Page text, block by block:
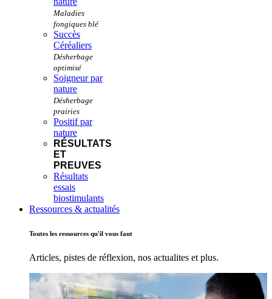
Succès
Céréaliers
Soigneur par
nature
Positif par
nature
RÉSULTATS
ET
PREUVES
Résultats
essais
biostimulants
Ressources & actualités
Toutes les ressources qu'il vous faut
Articles, pistes de réflexion, nos actualites et plus.